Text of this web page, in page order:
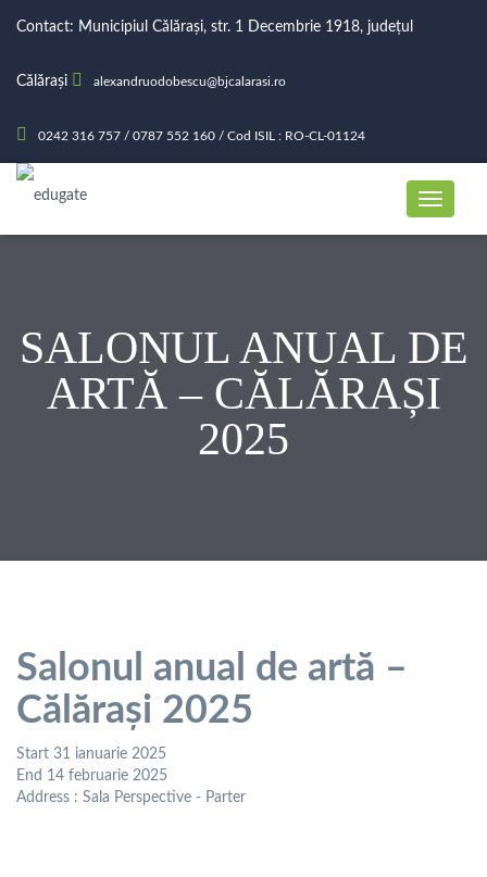
Contact: Municipiul Călărași, str. 1 Decembrie 1918, județul
Călărași alexandruodobescu@bjcalarasi.ro
0242 316 757 / 0787 552 160 / Cod ISIL : RO-CL-01124
SALONUL ANUAL DE
ARTĂ – CĂLĂRAȘI
2025
Salonul anual de artă –
Călărași 2025
Start 31 ianuarie 2025
End 14 februarie 2025
Address : Sala Perspective - Parter